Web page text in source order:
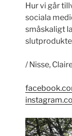
Hur vi går
sociala
småskaligt
/ Nisse,